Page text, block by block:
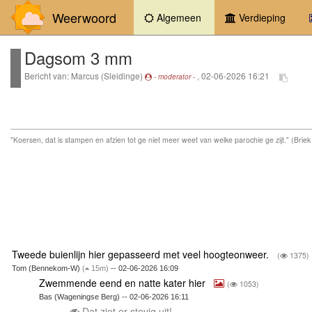
Weerwoord Algemeen (current)Verdieping
Dagsom 3 mm
Bericht van: Marcus (Sleidinge) - moderator - , 02-06-2026 16:21
"Koersen, dat is stampen en afzien tot ge niet meer weet van welke parochie ge zijt."
Tweede buienlijn hier gepasseerd met veel hoogteonweer. ( 1375)
Tom (Bennekom-W) ( 15m) -- 02-06-2026 16:09
Zwemmende eend en natte kater hier ( 1053)
Bas (Wageningse Berg) -- 02-06-2026 16:11